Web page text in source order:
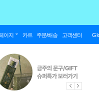
이지 카트 주문/배송 고객센터